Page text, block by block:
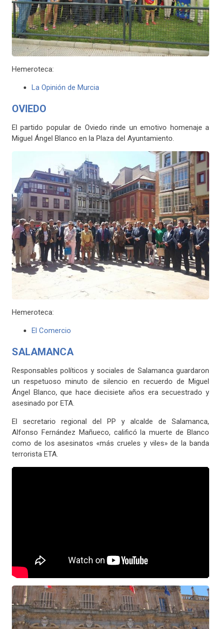
Hemeroteca:
La Opinión de Murcia
OVIEDO
El partido popular de Oviedo rinde un emotivo homenaje a
Miguel Ángel Blanco en la Plaza del Ayuntamiento.
Hemeroteca:
El Comercio
SALAMANCA
Responsables políticos y sociales de Salamanca guardaron
un respetuoso minuto de silencio en recuerdo de Miguel
Ángel Blanco, que hace diecisiete años era secuestrado y
asesinado por ETA.
El secretario regional del PP y alcalde de Salamanca,
Alfonso Fernández Mañueco, calificó la muerte de Blanco
como de los asesinatos «más crueles y viles» de la banda
terrorista ETA.